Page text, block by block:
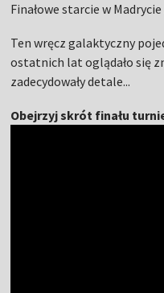
Finałowe starcie w
Ten wręcz galaktyczny
ostatnich lat oglądało się
zadecydowały detale...
Obejrzyj skrót finału